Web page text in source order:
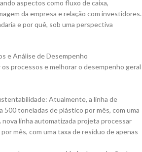
aspectos como fluxo de caixa,
da empresa e relação com investidores.
e por quê, sob uma perspectiva
e Análise de Desempenho
processos e melhorar o desempenho geral
Atualmente, a linha de
500 toneladas de plástico por mês, com uma
linha automatizada projeta processar
mês, com uma taxa de resíduo de apenas